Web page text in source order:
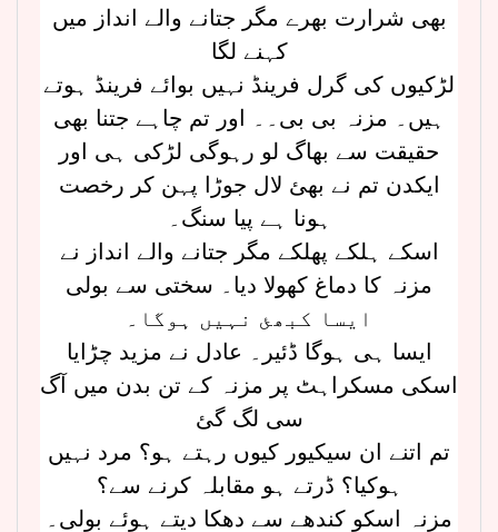
بھی شرارت بھرے مگر جتانے والے انداز میں
کہنے لگا
لڑکیوں کی گرل فرینڈ نہیں بوائے فرینڈ ہوتے
ہیں۔ مزنہ بی بی۔۔ اور تم چاہے جتنا بھی
حقیقت سے بھاگ لو رہوگی لڑکی ہی اور
ایکدن تم نے بھئ لال جوڑا پہن کر رخصت
ہونا ہے پیا سنگ۔
اسکے ہلکے پھلکے مگر جتانے والے انداز نے
مزنہ کا دماغ کھولا دیا۔ سختی سے بولی
ایسا کبھئ نہیں ہوگا۔
ایسا ہی ہوگا ڈئیر۔ عادل نے مزید چڑایا
اسکی مسکراہٹ پر مزنہ کے تن بدن میں آگ
سی لگ گئ
تم اتنے ان سیکیور کیوں رہتے ہو؟ مرد نہیں
ہوکیا؟ ڈرتے ہو مقابلہ کرنے سے؟
مزنہ اسکو کندھے سے دھکا دیتے ہوئے بولی۔